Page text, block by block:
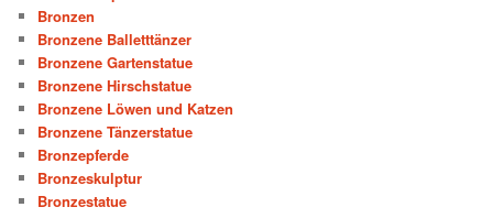
Bronzen
Bronzene Balletttänzer
Bronzene Gartenstatue
Bronzene Hirschstatue
Bronzene Löwen und Katzen
Bronzene Tänzerstatue
Bronzepferde
Bronzeskulptur
Bronzestatue